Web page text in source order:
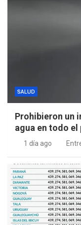
SALUD
Prohibieron un
agua en todo el
1 día ago